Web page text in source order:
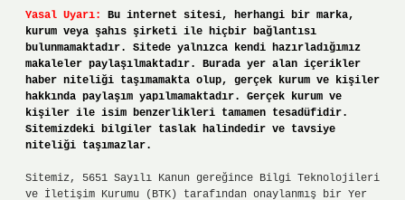
Yasal Uyarı:
Bu internet sitesi, herhangi bir marka,
kurum veya şahıs şirketi ile hiçbir bağlantısı
bulunmamaktadır. Sitede yalnızca kendi hazırladığımız
makaleler paylaşılmaktadır. Burada yer alan içerikler
haber niteliği taşımamakta olup, gerçek kurum ve kişiler
hakkında paylaşım yapılmamaktadır. Gerçek kurum ve
kişiler ile isim benzerlikleri tamamen tesadüfidir.
Sitemizdeki bilgiler taslak halindedir ve tavsiye
niteliği taşımazlar.
Sitemiz, 5651 Sayılı Kanun gereğince Bilgi Teknolojileri
ve İletişim Kurumu (BTK) tarafından onaylanmış bir Yer